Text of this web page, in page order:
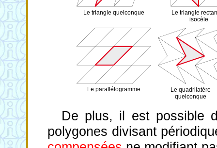
Le triangle quelconque
Le triangle
isocèle
Le parallélogramme
Le quadrilatère
quelconque
De plus, il est possible
polygones divisant